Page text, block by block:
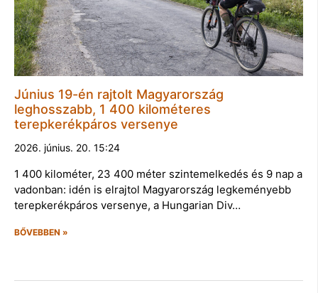
Június 19-én rajtolt Magyarország
leghosszabb, 1 400 kilométeres
terepkerékpáros versenye
2026. június. 20. 15:24
1 400 kilométer, 23 400 méter szintemelkedés és 9 nap a
vadonban: idén is elrajtol Magyarország legkeményebb
terepkerékpáros versenye, a Hungarian Div…
BŐVEBBEN »